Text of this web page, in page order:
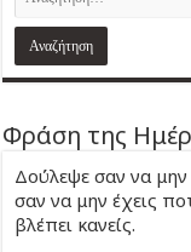
Φράση της
Δούλεψε σαν να
σαν να μην έχεις
βλέπει κανείς.